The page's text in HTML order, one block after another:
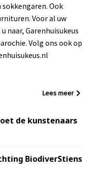
Ook
Voor al uw
naar, Garenhuisukeus
Volg ons ook op
Lees meer
de kunstenaars
BiodiverStiens